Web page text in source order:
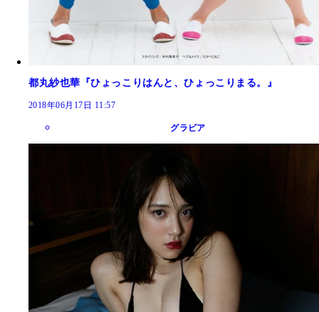
都丸紗也華『ひょっこりはんと、ひょっこりまる。』
2018年06月17日 11:57
グラビア